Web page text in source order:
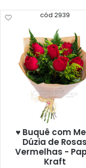
cód 2939
♥ Buquê com
Dúzia de Rosas
Vermelhas -
Kraft